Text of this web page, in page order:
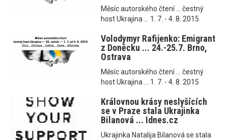
Měsíc autorského čtení ... čestný
host Ukrajina ... 1. 7. - 4. 8. 2015
Volodymyr Rafijenko: Emigrant
z Doněcku ... 24.-25.7. Brno,
Ostrava
Měsíc autorského čtení ... čestný
host Ukrajina ... 1. 7. - 4. 8. 2015
Královnou krásy neslyšících
se v Praze stala Ukrajinka
Bilanová ... Idnes.cz
Ukrajinka Natalija Bilanová se stala